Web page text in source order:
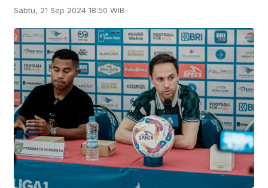
Sabtu, 21 Sep 2024 18:50 WIB